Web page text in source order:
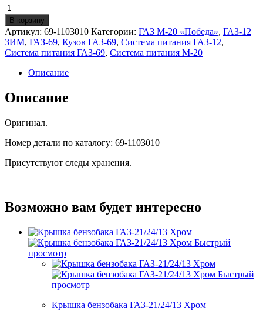
Количество
Крышка
бензинового
бака
в
сборе
ГАЗ-
М20/12/69
(ОРИГИНАЛ)
В корзину
Артикул: 69-1103010 Категории: ГАЗ М-20 «Победа», ГАЗ-12
ЗИМ, ГАЗ-69, Кузов ГАЗ-69, Система питания ГАЗ-12,
Система питания ГАЗ-69, Система питания М-20
Описание
Описание
Оригинал.
Номер детали по каталогу: 69-1103010
Присутствуют следы хранения.
Возможно вам будет интересно
Быстрый
просмотр
Быстрый
просмотр
Крышка бензобака ГАЗ-21/24/13 Хром